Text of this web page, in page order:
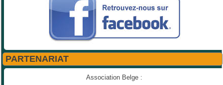
PARTENARIAT
Association Belge :